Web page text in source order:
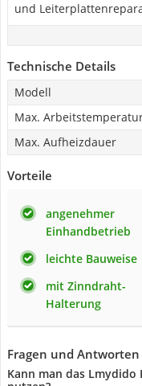
und
Technische Details
Modell
Max.
Max. Aufheizdauer
Vorteile
angenehmer
Einhandbetrieb
leichte Bauweise
mit Zinndraht-
Halterung
Fragen und Antworten
Kann man das Lmydido